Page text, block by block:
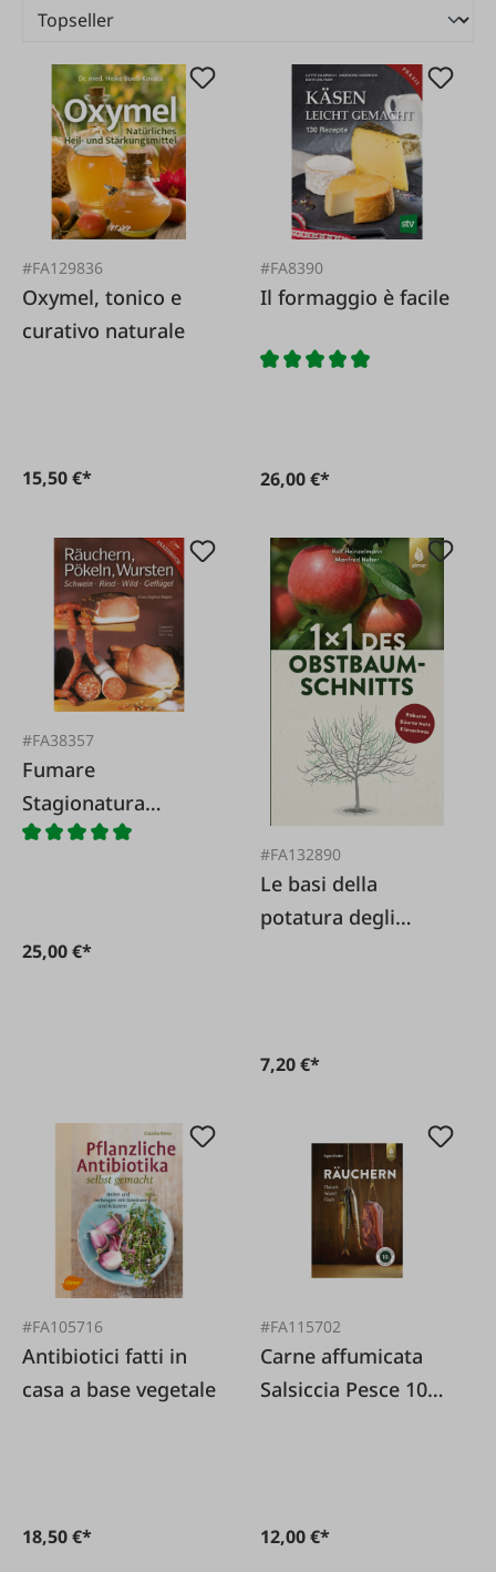
#FA129836
Oxymel, tonico e
curativo naturale
15,50 €*
#FA8390
Il formaggio è facile
26,00 €*
#FA38357
Fumare
Stagionatura
salsicce
25,00 €*
#FA132890
Le basi della
potatura degli
7,20 €*
#FA105716
Antibiotici fatti in
casa a base vegetale
18,50 €*
#FA115702
Carne affumicata
Salsiccia Pesce 10a
12,00 €*